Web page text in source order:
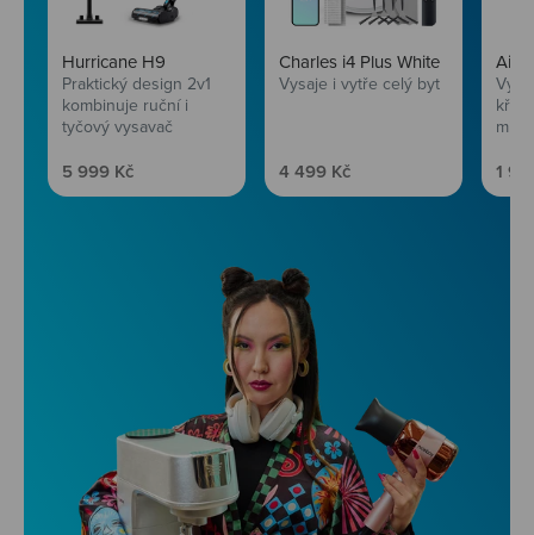
Hurricane H9
Praktický design 2v1
kombinuje ruční i
tyčový vysavač
Prodejní cena
5 999 Kč
Charles i4 Plus White
Vysaje i vytře celý byt
Prodejní cena
4 499 Kč 1